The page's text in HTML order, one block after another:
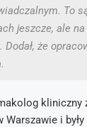
To
jeszcze, ale na
Dodał, że
kliniczny
i były